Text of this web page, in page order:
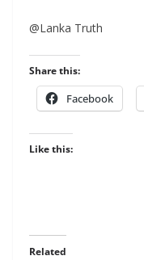
@Lanka Truth
Share this:
Facebook
Like this:
Related